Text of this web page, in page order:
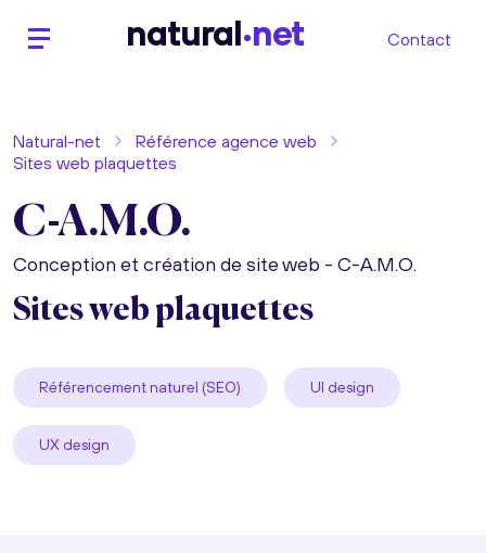
natural net Contact
Natural-net
Référence agence web
Sites web plaquettes
C-A.M.O.
Conception et création de site web - C-A.M.O.
Sites web plaquettes
Référencement naturel (SEO) UI design
UX design